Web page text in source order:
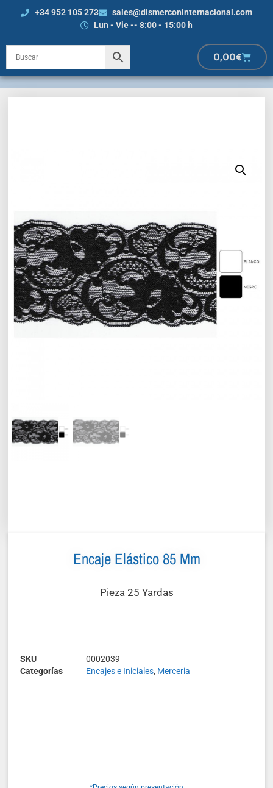
+34 952 105 273
sales@dismerconinternacional.com
Lun - Vie -- 8:00 - 15:00 h
0,00€
Encaje Elástico 85 Mm
Pieza 25 Yardas
SKU
0002039
Categorías
Encajes e Iniciales, Merceria